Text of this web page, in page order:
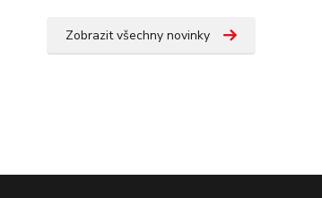
Zobrazit všechny novinky